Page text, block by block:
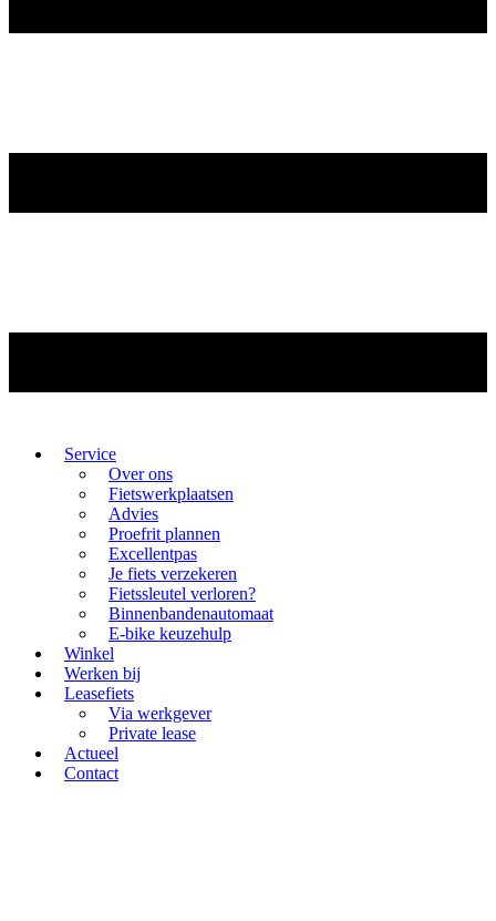
Service
Over ons
Fietswerkplaatsen
Advies
Proefrit plannen
Excellentpas
Je fiets verzekeren
Fietssleutel verloren?
Binnenbandenautomaat
E-bike keuzehulp
Winkel
Werken bij
Leasefiets
Via werkgever
Private lease
Actueel
Contact